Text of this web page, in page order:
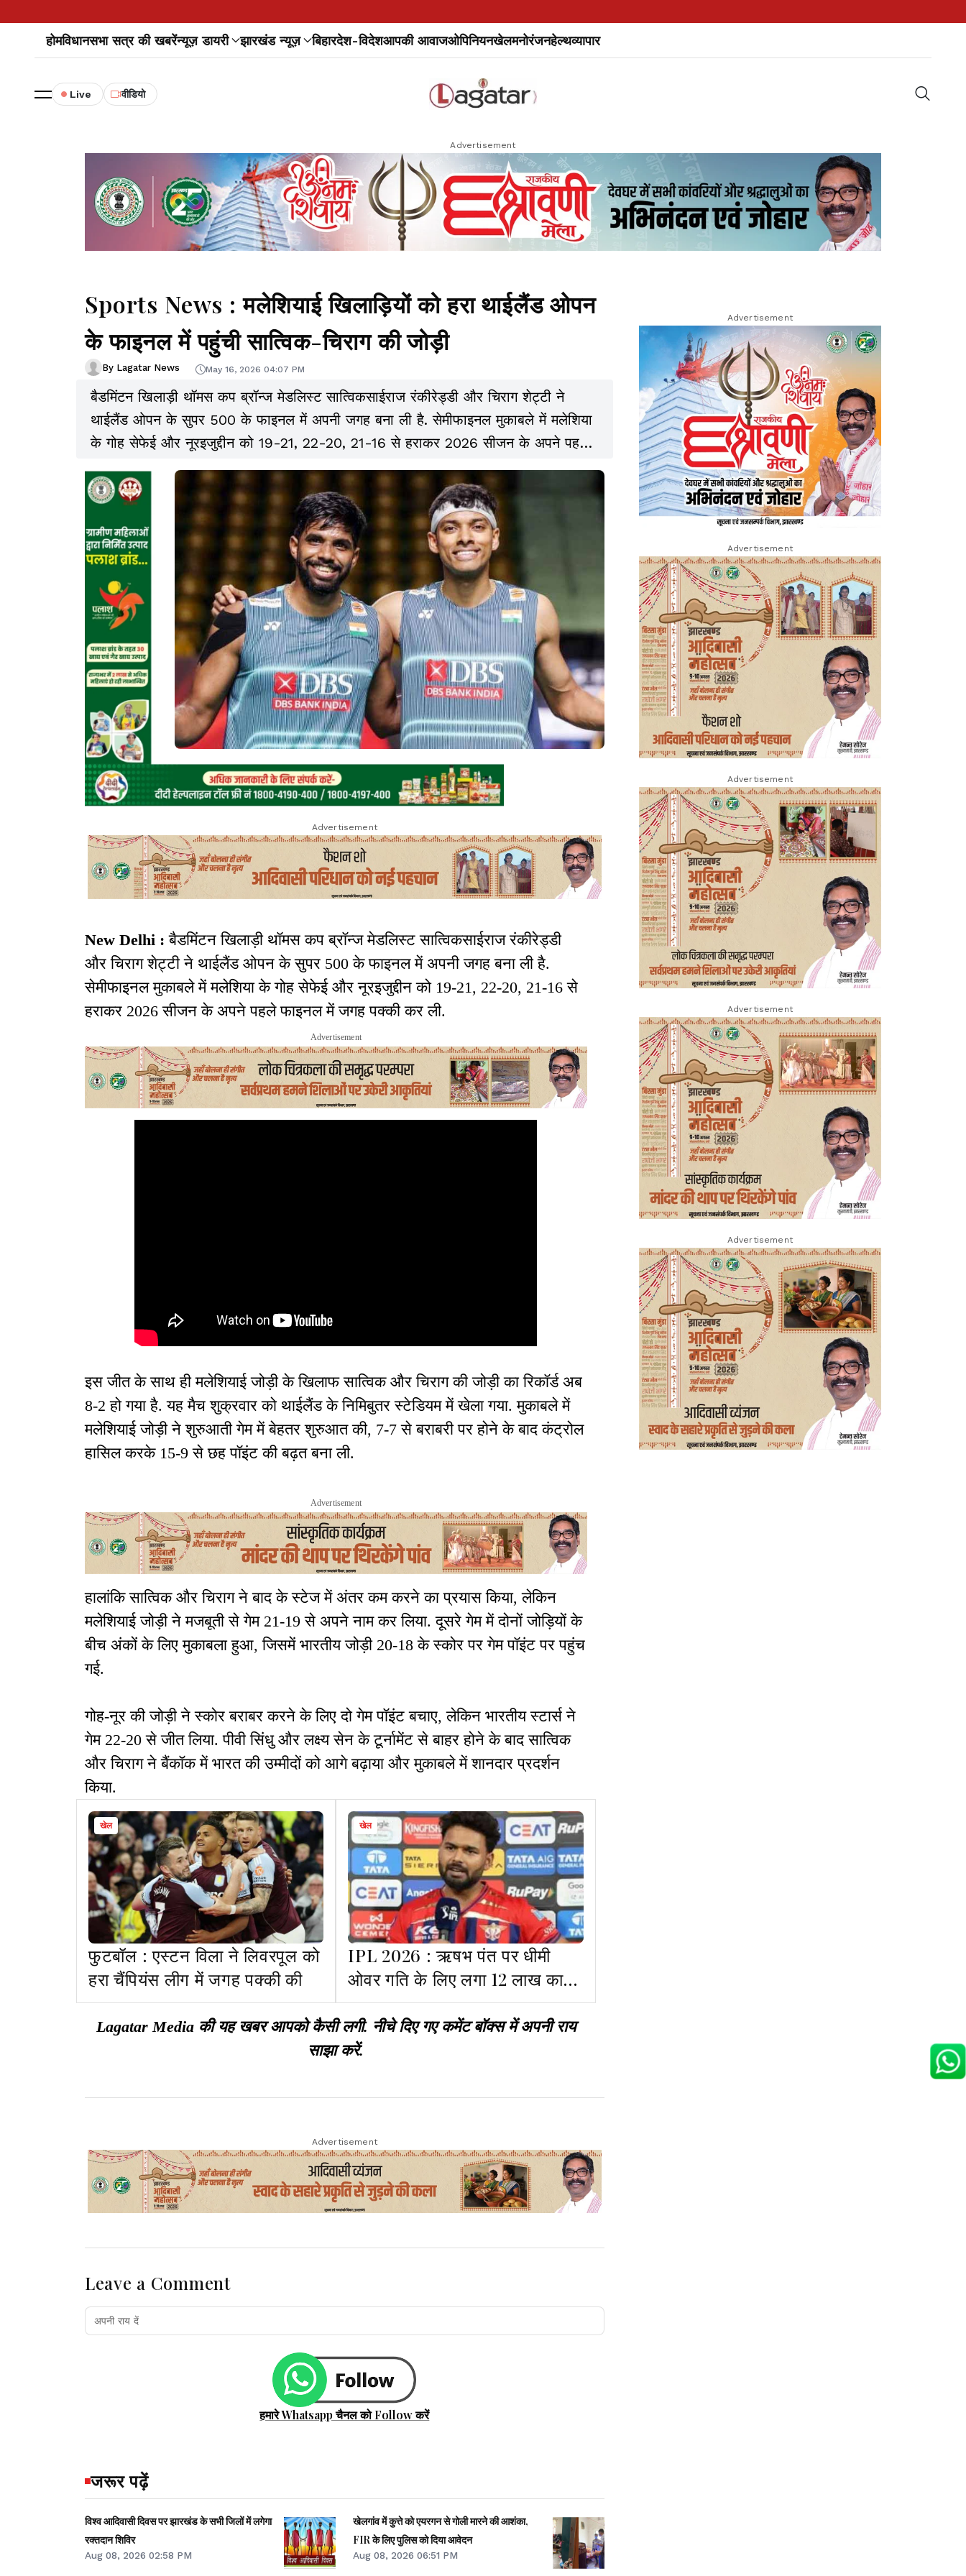
होमविधानसभा सत्र की खबरेंन्यूज़ डायरी झारखंड न्यूज़ बिहारदेश-विदेशआपकी आवाजओपिनियनखेलमनोरंजनहेल्थव्यापार
Live वीडियो
Advertisement
Sports News : मलेशियाई खिलाड़ियों को हरा थाईलैंड ओपन
के फाइनल में पहुंची सात्विक-चिराग की जोड़ी
By Lagatar News May 16, 2026 04:07 PM
बैडमिंटन खिलाड़ी थॉमस कप ब्रॉन्ज मेडलिस्ट सात्विकसाईराज रंकीरेड्डी और चिराग शेट्टी ने
थाईलैंड ओपन के सुपर 500 के फाइनल में अपनी जगह बना ली है. सेमीफाइनल मुकाबले में मलेशिया
के गोह सेफेई और नूरइजुद्दीन को 19-21, 22-20, 21-16 से हराकर 2026 सीजन के अपने पहले
फाइनल में जगह पक्की कर ली.
Advertisement
New Delhi : बैडमिंटन खिलाड़ी थॉमस कप ब्रॉन्ज मेडलिस्ट सात्विकसाईराज रंकीरेड्डी
और चिराग शेट्टी ने थाईलैंड ओपन के सुपर 500 के फाइनल में अपनी जगह बना ली है.
सेमीफाइनल मुकाबले में मलेशिया के गोह सेफेई और नूरइजुद्दीन को 19-21, 22-20, 21-16 से
हराकर 2026 सीजन के अपने पहले फाइनल में जगह पक्की कर ली.
Advertisement
इस जीत के साथ ही मलेशियाई जोड़ी के खिलाफ सात्विक और चिराग की जोड़ी का रिकॉर्ड अब
8-2 हो गया है. यह मैच शुक्रवार को थाईलैंड के निमिबुतर स्टेडियम में खेला गया. मुकाबले में
मलेशियाई जोड़ी ने शुरुआती गेम में बेहतर शुरुआत की, 7-7 से बराबरी पर होने के बाद कंट्रोल
हासिल करके 15-9 से छह पॉइंट की बढ़त बना ली.
Advertisement
हालांकि सात्विक और चिराग ने बाद के स्टेज में अंतर कम करने का प्रयास किया, लेकिन
मलेशियाई जोड़ी ने मजबूती से गेम 21-19 से अपने नाम कर लिया. दूसरे गेम में दोनों जोड़ियों के
बीच अंकों के लिए मुकाबला हुआ, जिसमें भारतीय जोड़ी 20-18 के स्कोर पर गेम पॉइंट पर पहुंच
गई.
गोह-नूर की जोड़ी ने स्कोर बराबर करने के लिए दो गेम पॉइंट बचाए, लेकिन भारतीय स्टार्स ने
गेम 22-20 से जीत लिया. पीवी सिंधु और लक्ष्य सेन के टूर्नामेंट से बाहर होने के बाद सात्विक
और चिराग ने बैंकॉक में भारत की उम्मीदों को आगे बढ़ाया और मुकाबले में शानदार प्रदर्शन
किया.
खेल
फुटबॉल : एस्टन विला ने लिवरपूल को
हरा चैंपियंस लीग में जगह पक्की की
खेल
IPL 2026 : ऋषभ पंत पर धीमी
ओवर गति के लिए लगा 12 लाख का
जुर्माना
Lagatar Media की यह खबर आपको कैसी लगी. नीचे दिए गए कमेंट बॉक्स में अपनी राय
साझा करें.
Advertisement
Leave a Comment
हमारे Whatsapp चैनल को Follow करें
जरूर पढ़ें
विश्व आदिवासी दिवस पर झारखंड के सभी जिलों में लगेगा
रक्तदान शिविर
Aug 08, 2026 02:58 PM
खेलगांव में कुत्ते को एयरगन से गोली मारने की आशंका,
FIR के लिए पुलिस को दिया आवेदन
Aug 08, 2026 06:51 PM
Advertisement
Advertisement
Advertisement
Advertisement
Advertisement